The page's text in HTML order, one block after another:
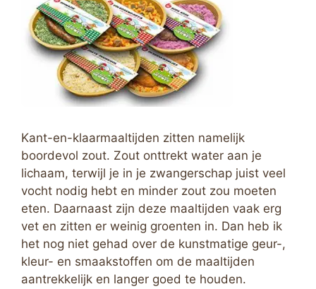
Kant-en-klaarmaaltijden zitten namelijk
boordevol zout. Zout onttrekt water aan je
lichaam, terwijl je in je zwangerschap juist veel
vocht nodig hebt en minder zout zou moeten
eten. Daarnaast zijn deze maaltijden vaak erg
vet en zitten er weinig groenten in. Dan heb ik
het nog niet gehad over de kunstmatige geur-,
kleur- en smaakstoffen om de maaltijden
aantrekkelijk en langer goed te houden.